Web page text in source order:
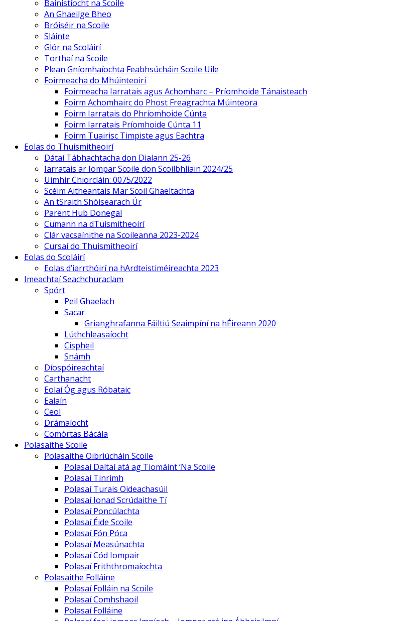
Bainistíocht na Scoile
An Ghaeilge Bheo
Bróiséir na Scoile
Sláinte
Glór na Scoláirí
Torthaí na Scoile
Plean Gníomhaíochta Feabhsúcháin Scoile Uile
Foirmeacha do Mhúinteoirí
Foirmeacha Iarratais agus Achomharc – Príomhoide Tánaisteach
Foirm Achomhairc do Phost Freagrachta Múinteora
Foirm Iarratais do Phríomhoide Cúnta
Foirm Iarratais Príomhoide Cúnta 11
Foirm Tuairisc Timpiste agus Eachtra
Eolas do Thuismitheoirí
Dátaí Tábhachtacha don Dialann 25-26
Iarratais ar Iompar Scoile don Scoilbhliain 2024/25
Uimhir Chiorcláin: 0075/2022
Scéim Aitheantais Mar Scoil Ghaeltachta
An tSraith Shóisearach Úr
Parent Hub Donegal
Cumann na dTuismitheoirí
Clár vacsaínithe na Scoileanna 2023-2024
Cursaí do Thuismitheoirí
Eolas do Scoláirí
Eolas d’iarrthóirí na hArdteistiméireachta 2023
Imeachtaí Seachchuraclam
Spórt
Peil Ghaelach
Sacar
Grianghrafanna Fáiltiú Seaimpíní na hÉireann 2020
Lúthchleasaíocht
Cispheil
Snámh
Díospóireachtaí
Carthanacht
Eolaí Óg agus Róbataic
Ealaín
Ceol
Drámaíocht
Comórtas Bácála
Polasaithe Scoile
Polasaithe Oibriúcháin Scoile
Polasaí Daltaí atá ag Tiomáint ‘Na Scoile
Polasaí Tinrimh
Polasaí Turais Oideachasúil
Polasaí Ionad Scrúdaithe Tí
Polasaí Poncúlachta
Polasaí Éide Scoile
Polasaí Fón Póca
Polasaí Measúnachta
Polasaí Cód Iompair
Polasaí Friththromaíochta
Polasaithe Folláine
Polasaí Folláin na Scoile
Polasaí Comhshaoil
Polasaí Folláine